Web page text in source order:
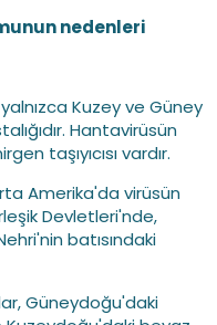
nedenleri
Kuzey ve Güney
Hantavirüsün
taşıyıcısı vardır.
Amerika'da virüsün
Devletleri'nde,
batısındaki
Güneydoğu'daki